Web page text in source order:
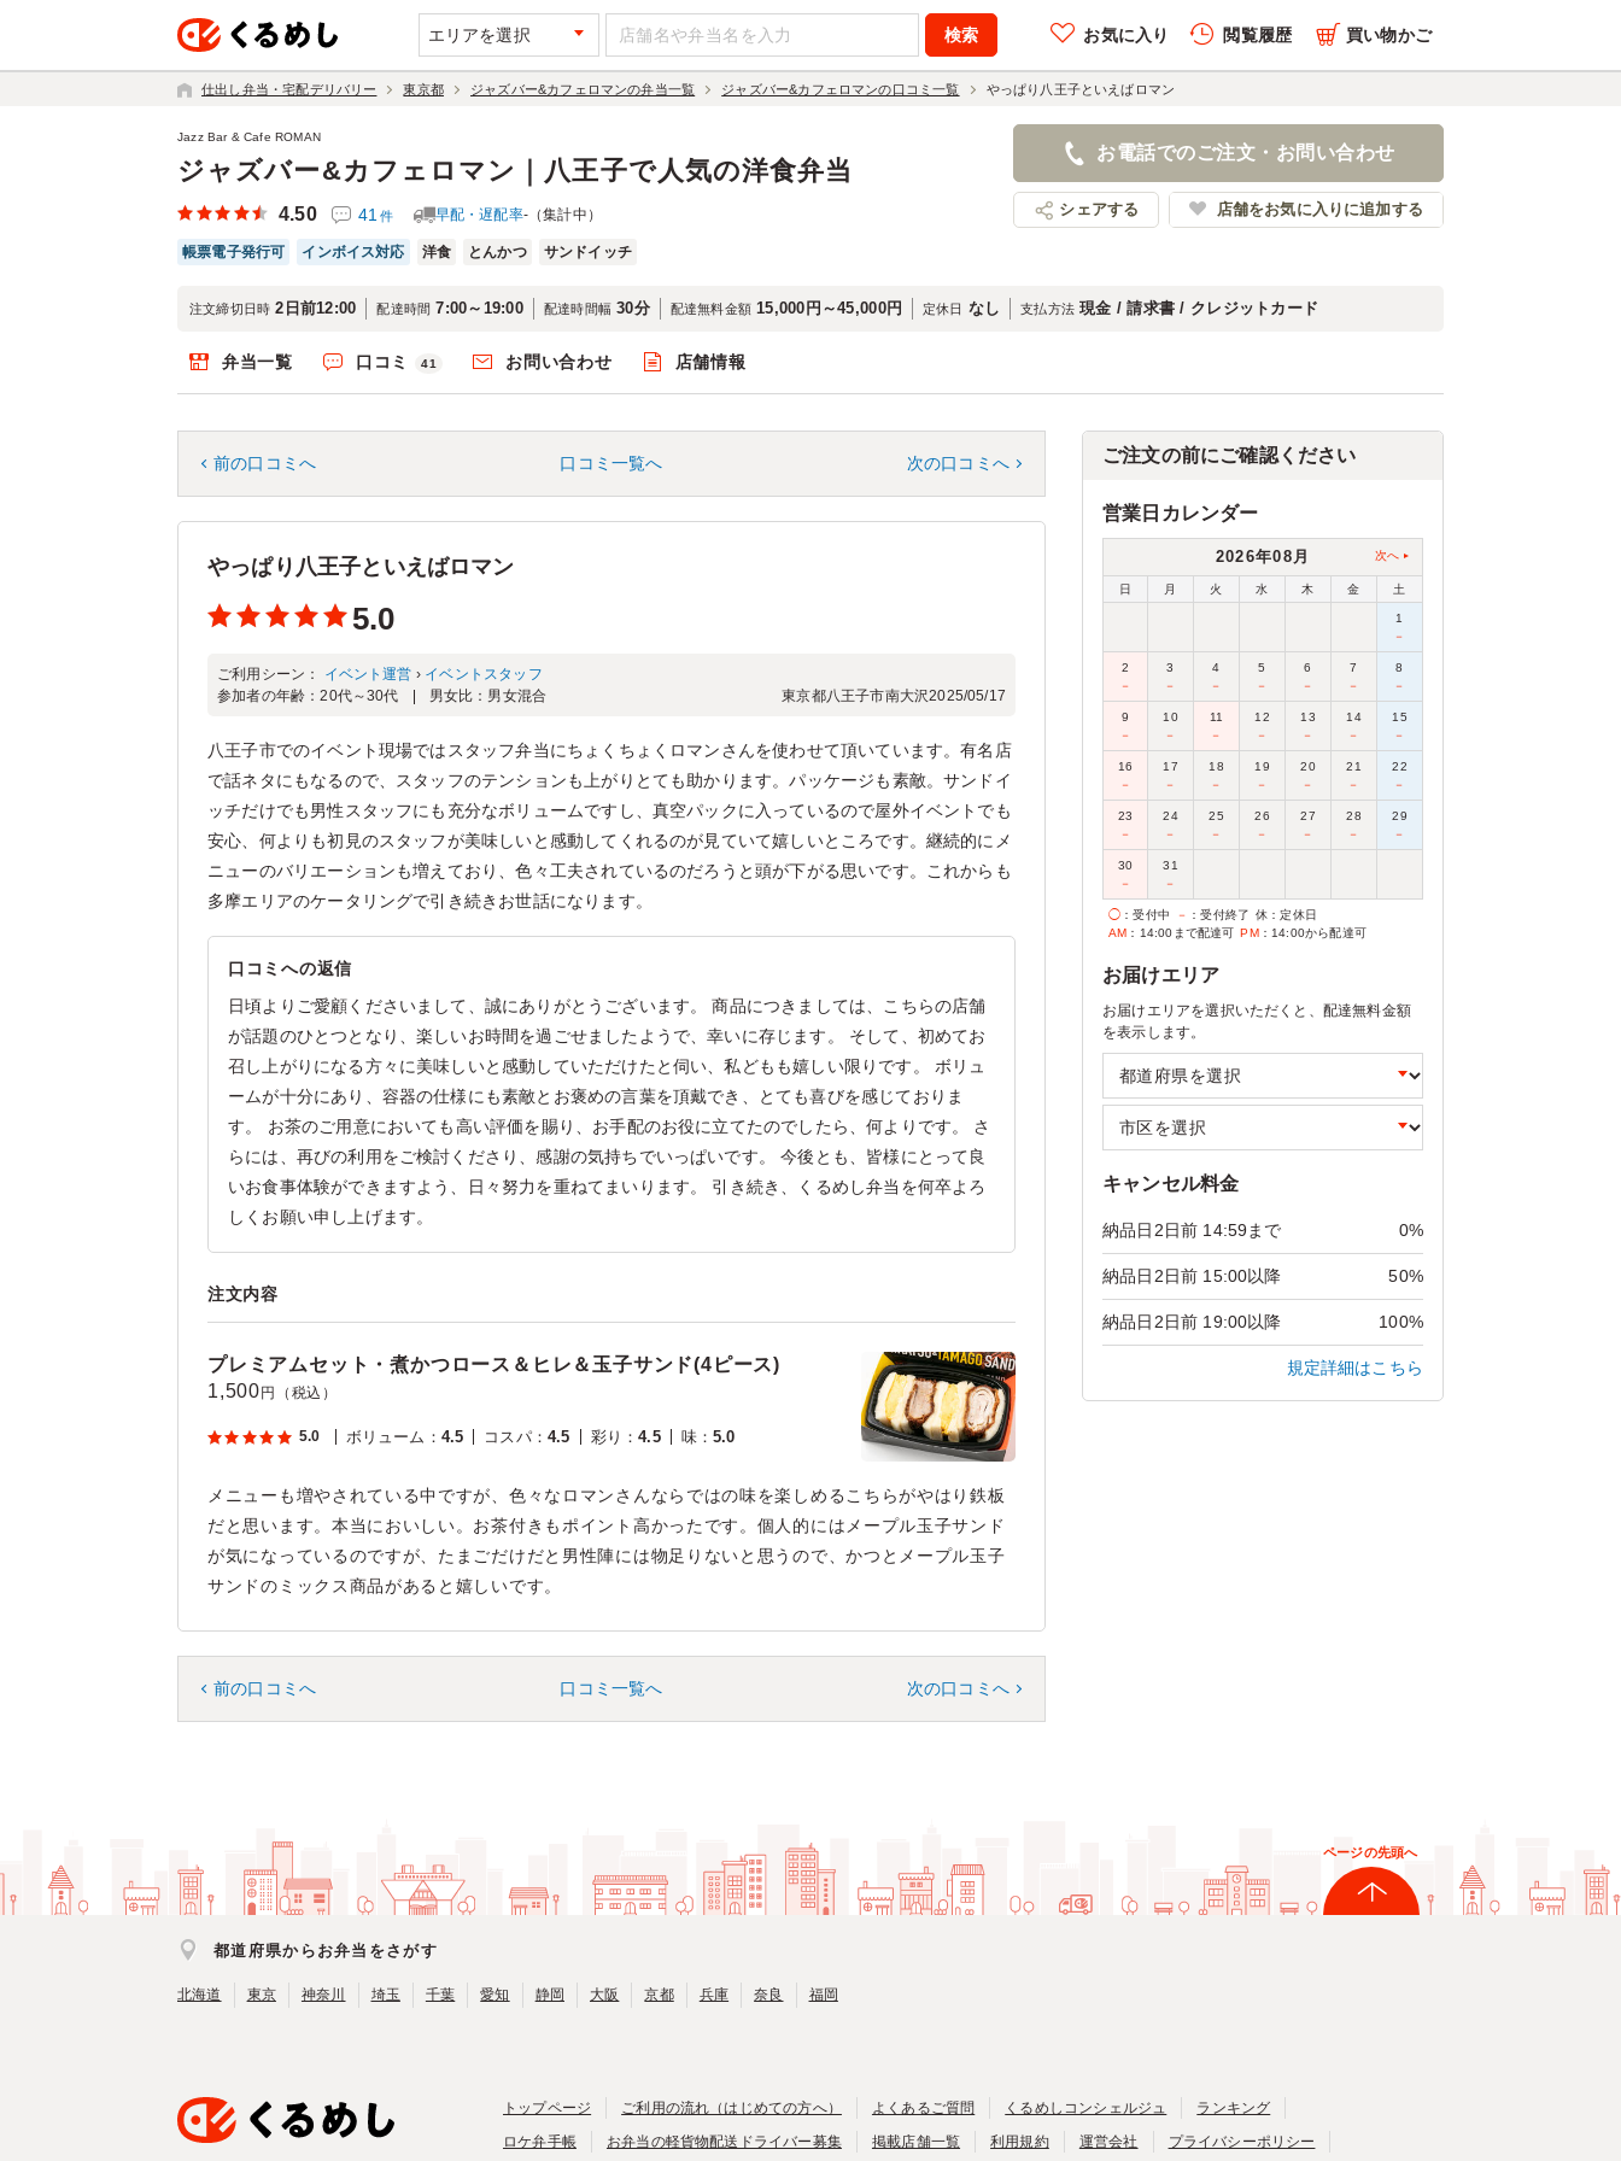
エリアを選択 お気に入り 閲覧履歴 買い物かご
仕出し弁当・宅配デリバリー 東京都 ジャズバー&カフェロマンの弁当一覧 ジャズバー&カフェロマンの口コミ一覧 やっぱり八王子といえばロマン
ジャズバー&カフェロマン｜八王子で人気の洋食弁当
Jazz Bar & Cafe ROMAN
4.50 41 件 早配・遅配率-（集計中）
帳票電子発行可 インボイス対応 洋食 とんかつ サンドイッチ
お電話でのご注文・お問い合わせ
シェアする 店舗をお気に入りに追加する
注文締切日時 2日前12:00 配達時間 7:00～19:00 配達時間幅 30分 配達無料金額 15,000円～45,000円 定休日 なし 支払方法 現金 / 請求書 / クレジットカード
弁当一覧 口コミ 41 お問い合わせ 店舗情報
前の口コミへ 口コミ一覧へ 次の口コミへ
やっぱり八王子といえばロマン
5.0
ご利用シーン： イベント運営 › イベントスタッフ
参加者の年齢：20代～30代 男女比： 男女混合 東京都八王子市南大沢2025/05/17
八王子市でのイベント現場ではスタッフ弁当にちょくちょくロマンさんを使わせて頂いています。有名店
で話ネタにもなるので、スタッフのテンションも上がりとても助かります。パッケージも素敵。サンドイ
ッチだけでも男性スタッフにも充分なボリュームですし、真空パックに入っているので屋外イベントでも
安心、何よりも初見のスタッフが美味しいと感動してくれるのが見ていて嬉しいところです。継続的にメ
ニューのバリエーションも増えており、色々工夫されているのだろうと頭が下がる思いです。これからも
多摩エリアのケータリングで引き続きお世話になります。
口コミへの返信
日頃よりご愛顧くださいまして、誠にありがとうございます。 商品につきましては、こちらの店舗
が話題のひとつとなり、楽しいお時間を過ごせましたようで、幸いに存じます。 そして、初めてお
召し上がりになる方々に美味しいと感動していただけたと伺い、私どもも嬉しい限りです。 ボリュ
ームが十分にあり、容器の仕様にも素敵とお褒めの言葉を頂戴でき、とても喜びを感じておりま
す。 お茶のご用意においても高い評価を賜り、お手配のお役に立てたのでしたら、何よりです。 さ
らには、再びの利用をご検討くださり、感謝の気持ちでいっぱいです。 今後とも、皆様にとって良
いお食事体験ができますよう、日々努力を重ねてまいります。 引き続き、くるめし弁当を何卒よろ
しくお願い申し上げます。
注文内容
プレミアムセット・煮かつロース＆ヒレ＆玉子サンド(4ピース)
1,500 円（税込）
5.0 ボリューム ： 4.5 コスパ： 4.5 彩り ：4.5 味：5.0
メニューも増やされている中ですが、色々なロマンさんならではの味を楽しめるこちらがやはり鉄板
だと思います。本当においしい。お茶付きもポイント高かったです。個人的にはメープル玉子サンド
が気になっているのですが、たまごだけだと男性陣には物足りないと思うので、かつとメープル玉子
サンドのミックス商品があると嬉しいです。
前の口コミへ 口コミ一覧へ 次の口コミへ
ご注文の前にご確認ください
営業日カレンダー
2026年08月 次へ
日 月 火 水 木 金 土
1
－
2
－
3
－
4
－
5
－
6
－
7
－
8
－
9
－
10
－
11
－
12
－
13
－
14
－
15
－
16
－
17
－
18
－
19
－
20
－
21
－
22
－
23
－
24
－
25
－
26
－
27
－
28
－
29
－
30
－
31
－
◯ ：受付中 － ：受付終了 休 ：定休日
AM ：14:00まで配達可 PM：14:00から配達可
お届けエリア
お届けエリアを選択いただくと、配達無料金額
を表示します。
キャンセル料金
納品日2日前 14:59まで 0%
納品日2日前 15:00以降 50%
納品日2日前 19:00以降 100%
規定詳細はこちら
ページの先頭へ
都道府県からお弁当をさがす
北海道 東京 神奈川 埼玉 千葉 愛知 静岡 大阪 京都 兵庫 奈良 福岡
トップページ ご利用の流れ（はじめての方へ） よくあるご質問 くるめしコンシェルジュ
ランキング
ロケ弁手帳
お弁当の軽貨物配送ドライバー募集 掲載店舗一覧 利用規約 運営会社 プライバシーポリシー